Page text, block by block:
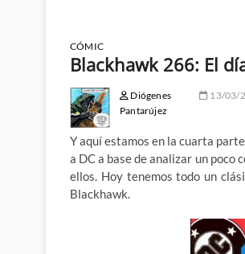
CÓMIC
Blackhawk 266: El
Diógenes
Pantarújez
13/03/
Y aquí estamos en la cuarta
a DC a base de analizar un poco
ellos. Hoy tenemos todo un
Blackhawk.